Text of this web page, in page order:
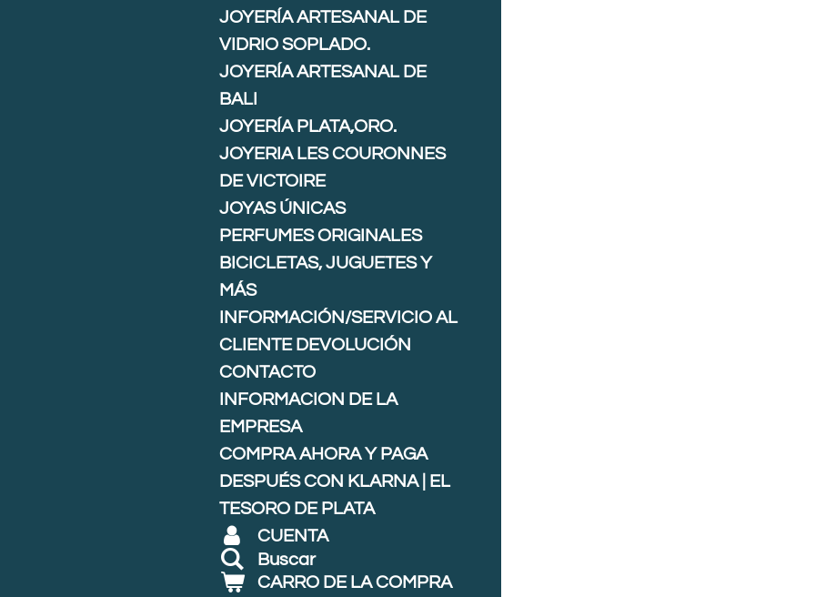
JOYERÍA ARTESANAL DE
VIDRIO SOPLADO.
JOYERÍA ARTESANAL DE
BALI
JOYERÍA PLATA,ORO.
JOYERIA LES COURONNES
DE VICTOIRE
JOYAS ÚNICAS
PERFUMES ORIGINALES
BICICLETAS, JUGUETES Y
MÁS
INFORMACIÓN/SERVICIO AL
CLIENTE DEVOLUCIÓN
CONTACTO
INFORMACION DE LA
EMPRESA
COMPRA AHORA Y PAGA
DESPUÉS CON KLARNA | EL
TESORO DE PLATA
CUENTA
Buscar
CARRO DE LA COMPRA